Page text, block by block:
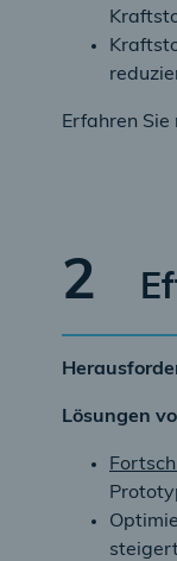
Erfahren Sie
2
Lösungen